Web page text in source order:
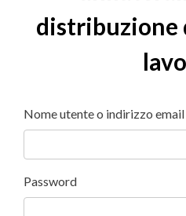
distribuzione
Nome utente o indirizzo email
Password